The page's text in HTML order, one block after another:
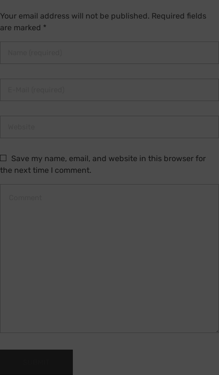
Your email address will not be published. Required fields
are marked *
Save my name, email, and website in this browser for
the next time I comment.